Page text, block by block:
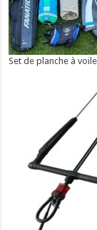
Set de planche à